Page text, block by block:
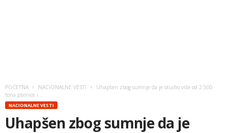
POČETNA NACIONALNE VESTI
Uhapšen zbog sumnje da je otuđio više od 2.500
tona pšenice i...
NACIONALNE VESTI
Uhapšen zbog sumnje da je